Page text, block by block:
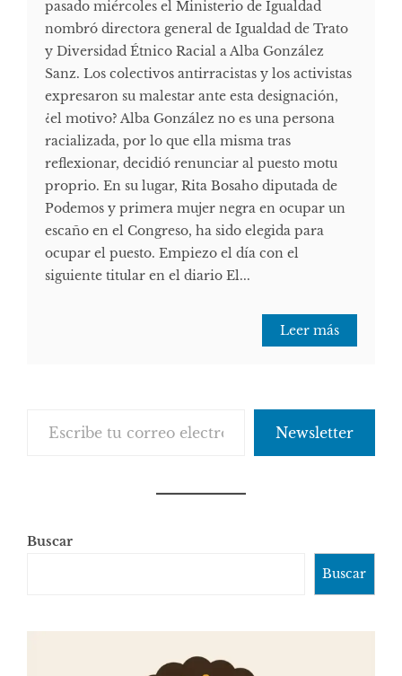
pasado miércoles el Ministerio de Igualdad
nombró directora general de Igualdad de Trato
y Diversidad Étnico Racial a Alba González
Sanz. Los colectivos antirracistas y los activistas
expresaron su malestar ante esta designación,
¿el motivo? Alba González no es una persona
racializada, por lo que ella misma tras
reflexionar, decidió renunciar al puesto motu
proprio. En su lugar, Rita Bosaho diputada de
Podemos y primera mujer negra en ocupar un
escaño en el Congreso, ha sido elegida para
ocupar el puesto. Empiezo el día con el
siguiente titular en el diario El...
Leer más
Newsletter
Buscar
Buscar